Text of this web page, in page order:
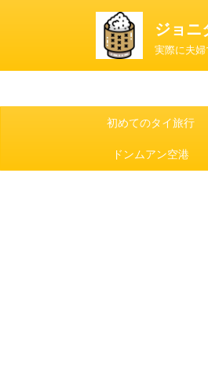
ジョニ
実際に夫
初めてのタイ旅行
ドンムアン空港